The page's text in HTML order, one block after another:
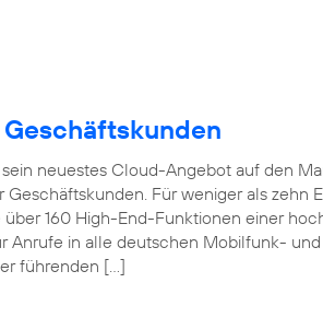
neuestes Cloud-Angebot auf den
Geschäftskunden. Für weniger als zehn
160 High-End-Funktionen einer
Anrufe in alle deutschen Mobilfunk-
führenden […]